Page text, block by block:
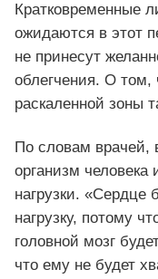
Кратковременные
ожидаются в этот
не принесут
облегчения. О том,
раскаленной зоны
По словам врачей,
организм
нагрузки. «Сердце
нагрузку, потому
головной мозг
что ему не будет